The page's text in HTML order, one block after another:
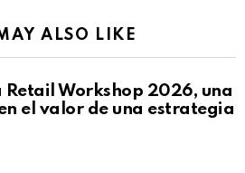
ALSO LIKE
Retail Workshop 2026, una
el valor de una estrategia